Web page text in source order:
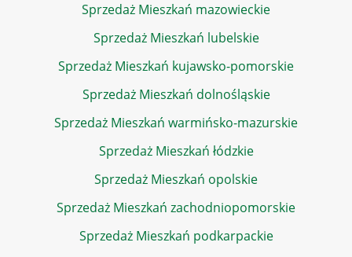
Sprzedaż Mieszkań mazowieckie
Sprzedaż Mieszkań lubelskie
Sprzedaż Mieszkań kujawsko-pomorskie
Sprzedaż Mieszkań dolnośląskie
Sprzedaż Mieszkań warmińsko-mazurskie
Sprzedaż Mieszkań łódzkie
Sprzedaż Mieszkań opolskie
Sprzedaż Mieszkań zachodniopomorskie
Sprzedaż Mieszkań podkarpackie